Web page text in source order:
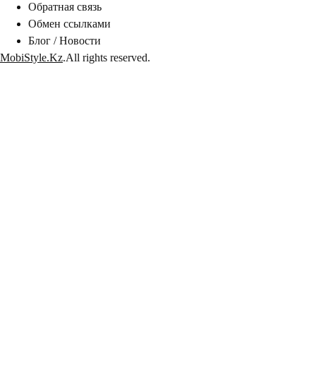
Обратная связь
Обмен ссылками
Блог / Новости
MobiStyle.Kz.All rights reserved.